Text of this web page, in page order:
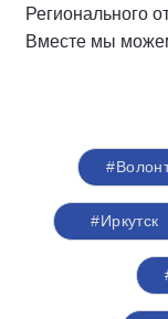
Регионального
Вместе мы
#Иркутск